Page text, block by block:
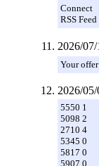
Connect
RSS Feed
2026/
Your offer
2026/
5550 1
5098 2
2710 4
5345 0
5817 0
5907 0